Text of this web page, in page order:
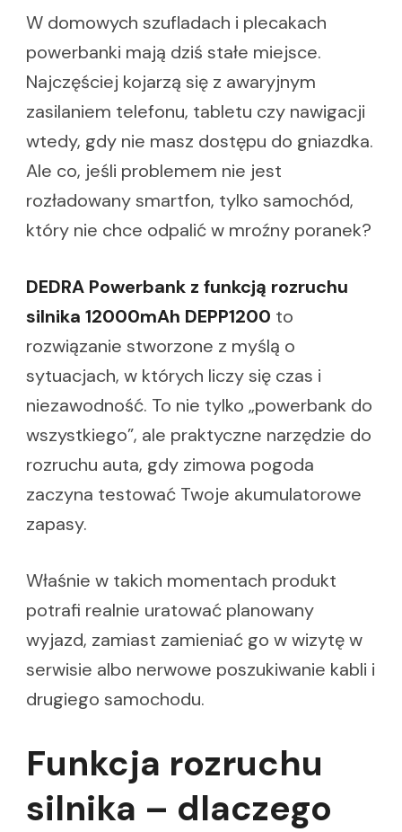
W domowych szufladach i plecakach
powerbanki mają dziś stałe miejsce.
Najczęściej kojarzą się z awaryjnym
zasilaniem telefonu, tabletu czy nawigacji
wtedy, gdy nie masz dostępu do gniazdka.
Ale co, jeśli problemem nie jest
rozładowany smartfon, tylko samochód,
który nie chce odpalić w mroźny poranek?
DEDRA Powerbank z funkcją rozruchu
silnika 12000mAh DEPP1200 to
rozwiązanie stworzone z myślą o
sytuacjach, w których liczy się czas i
niezawodność. To nie tylko „powerbank do
wszystkiego”, ale praktyczne narzędzie do
rozruchu auta, gdy zimowa pogoda
zaczyna testować Twoje akumulatorowe
zapasy.
Właśnie w takich momentach produkt
potrafi realnie uratować planowany
wyjazd, zamiast zamieniać go w wizytę w
serwisie albo nerwowe poszukiwanie kabli i
drugiego samochodu.
Funkcja rozruchu
silnika – dlaczego